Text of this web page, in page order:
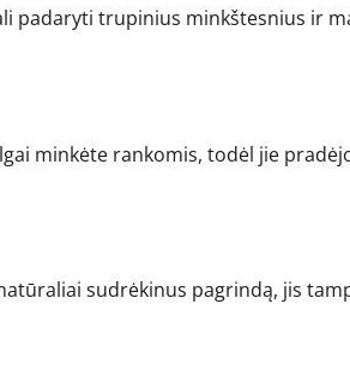
padaryti trupinius minkštesnius ir
minkėte rankomis, todėl jie
sudrėkinus pagrindą, jis